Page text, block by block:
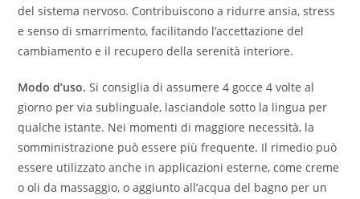
del sistema nervoso. Contribuiscono a ridurre ansia, stress
e senso di smarrimento, facilitando l’accettazione del
cambiamento e il recupero della serenità interiore.
Modo d’uso.Si consiglia di assumere 4 gocce 4 volte al
giorno per via sublinguale, lasciandole sotto la lingua per
qualche istante. Nei momenti di maggiore necessità, la
somministrazione può essere più frequente. Il rimedio può
essere utilizzato anche in applicazioni esterne, come creme
o oli da massaggio, o aggiunto all’acqua del bagno per un